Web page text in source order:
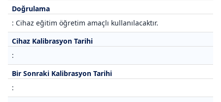
Doğrulama
: Cihaz eğitim öğretim amaçlı kullanılacaktır.
Cihaz Kalibrasyon Tarihi
:
Bir Sonraki Kalibrasyon Tarihi
: